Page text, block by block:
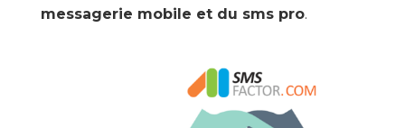
messagerie mobile et du sms pro.